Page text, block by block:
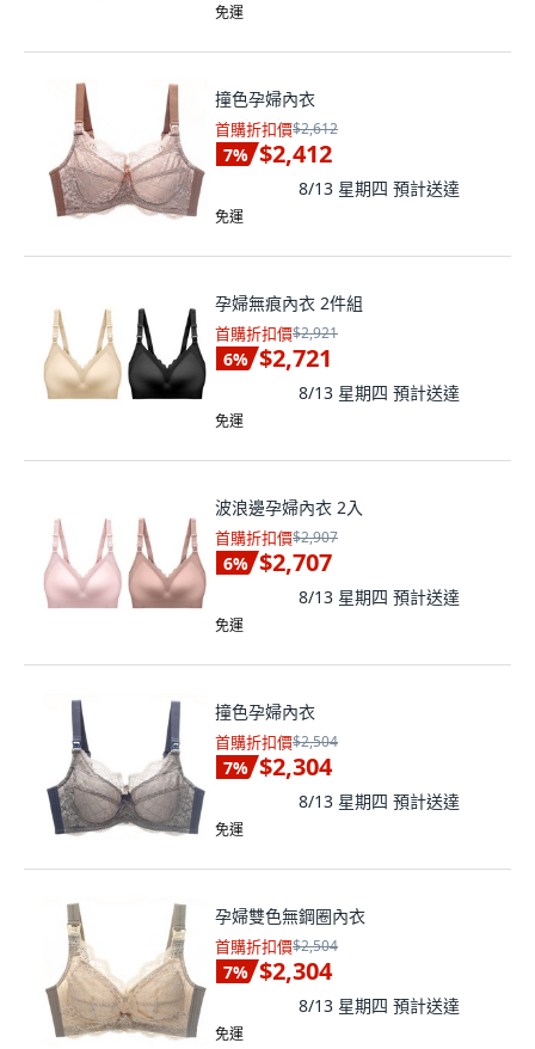
免運
撞色孕婦內衣
首購折扣價$2,612
7% $2,412
8/13 星期四 預計送達
免運
孕婦無痕內衣 2件組
首購折扣價$2,921
6% $2,721
8/13 星期四 預計送達
免運
波浪邊孕婦內衣 2入
首購折扣價$2,907
6% $2,707
8/13 星期四 預計送達
免運
撞色孕婦內衣
首購折扣價$2,504
7% $2,304
8/13 星期四 預計送達
免運
孕婦雙色無鋼圈內衣
首購折扣價$2,504
7% $2,304
8/13 星期四 預計送達
免運